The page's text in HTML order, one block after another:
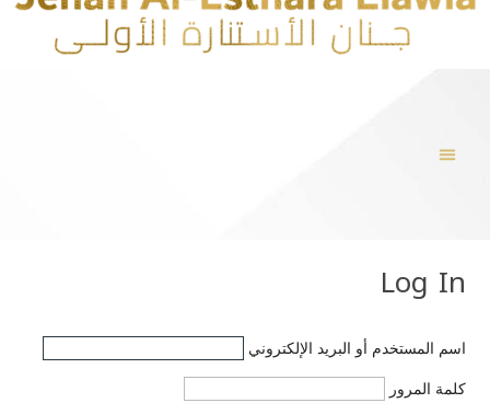
Log In
اسم المستخدم أو البريد الإلكتروني
كلمة المرور